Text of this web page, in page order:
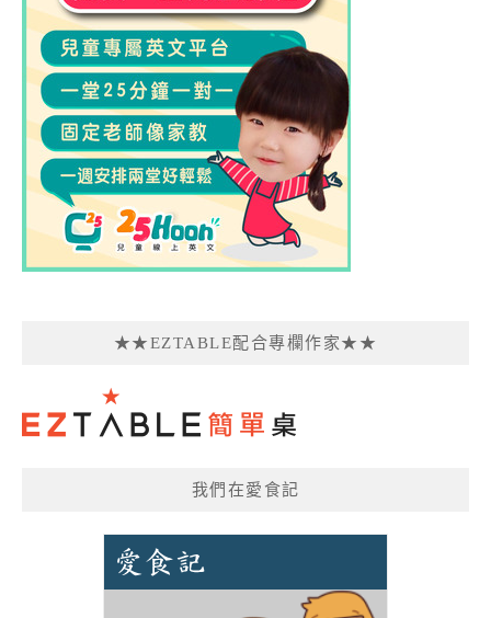
★★EZTABLE配合專欄作家★★
我們在愛食記